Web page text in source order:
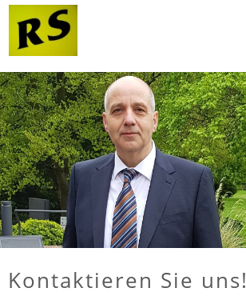
Kontaktieren Sie uns!